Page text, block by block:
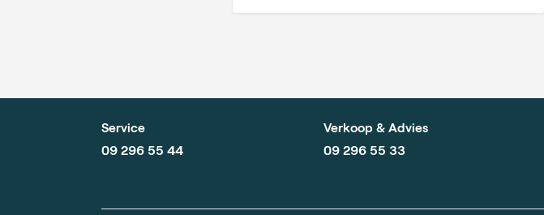
Service
09 296 55 44
Verkoop & Advies
09 296 55 33